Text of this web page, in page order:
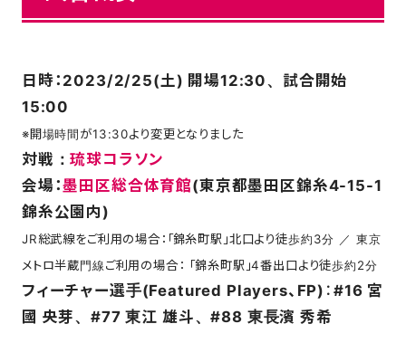
日時：2023/2/25(土) 開場12:30、試合開始
15:00
※開場時間が13:30より変更となりました
対戦：琉球コラソン
会場：墨田区総合体育館(東京都墨田区錦糸4-15-1
錦糸公園内)
JR総武線をご利用の場合：「錦糸町駅」北口より徒歩約3分 ／ 東京
メトロ半蔵門線ご利用の場合： 「錦糸町駅」4番出口より徒歩約2分
フィーチャー選手(Featured Players、FP) ： #16 宮
國 央芽、#77 東江 雄斗、#88 東長濱 秀希